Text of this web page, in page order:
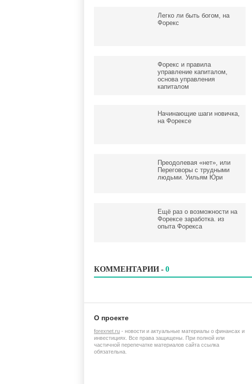
Легко ли быть богом, на
Форекс
Форекс и правила
управление капиталом,
основа управления
капиталом
Начинающие шаги новичка,
на Форексе
Преодолевая «нет», или
Переговоры с трудными
людьми. Уильям Юри
Ещё раз о возможности на
Форексе заработка. из
опыта Форекса
КОММЕНТАРИИ - 0
О проекте
forexnet.ru - новости и актуальные материалы о финансах и
инвестициях. Все права защищены. При полной или
частичной перепечатке материалов сайта ссылка
обязательна.